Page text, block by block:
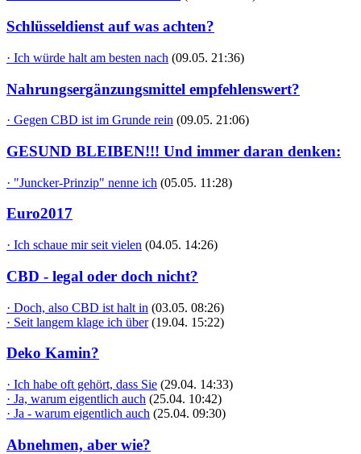
Schlüsseldienst auf was achten?
· Ich würde halt am besten nach (09.05. 21:36)
Nahrungsergänzungsmittel empfehlenswert?
· Gegen CBD ist im Grunde rein (09.05. 21:06)
GESUND BLEIBEN!!! Und immer daran denken:
· "Juncker-Prinzip" nenne ich (05.05. 11:28)
Euro2017
· Ich schaue mir seit vielen (04.05. 14:26)
CBD - legal oder doch nicht?
· Doch, also CBD ist halt in (03.05. 08:26)
· Seit langem klage ich über (19.04. 15:22)
Deko Kamin?
· Ich habe oft gehört, dass Sie (29.04. 14:33)
· Ja, warum eigentlich auch (25.04. 10:42)
· Ja - warum eigentlich auch (25.04. 09:30)
Abnehmen, aber wie?